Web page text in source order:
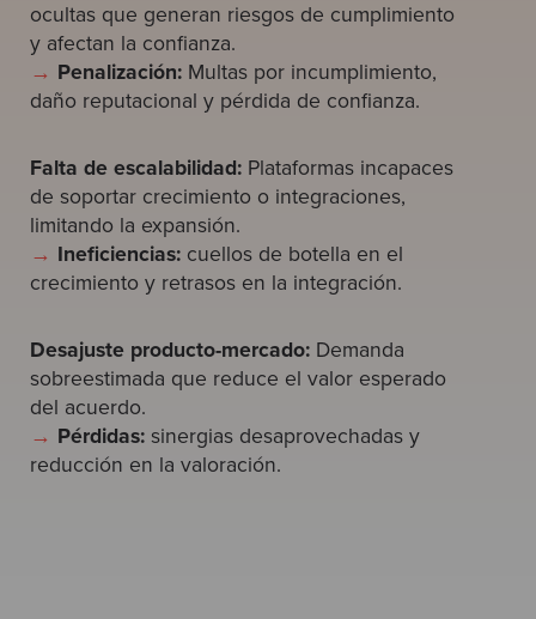
ocultas que generan riesgos de cumplimiento
y afectan la confianza.
→ Penalización: Multas por incumplimiento,
daño reputacional y pérdida de confianza.
Falta de escalabilidad: Plataformas incapaces
de soportar crecimiento o integraciones,
limitando la expansión.
→ Ineficiencias: cuellos de botella en el
crecimiento y retrasos en la integración.
Desajuste producto-mercado: Demanda
sobreestimada que reduce el valor esperado
del acuerdo.
→ Pérdidas: sinergias desaprovechadas y
reducción en la valoración.